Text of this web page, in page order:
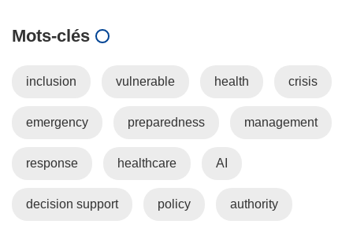
Mots‑clés
inclusion vulnerable health crisis
emergency preparedness management
response healthcare AI
decision support policy authority